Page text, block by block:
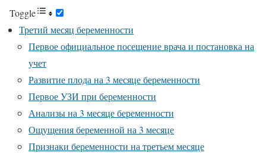
Toggle
Третий месяц беременности
Первое официальное посещение врача и постановка на
учет
Развитие плода на 3 месяце беременности
Первое УЗИ при беременности
Анализы на 3 месяце беременности
Ощущения беременной на 3 месяце
Признаки беременности на третьем месяце